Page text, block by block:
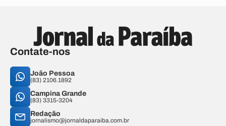
Contate-nos
João Pessoa
(83) 2106.1892
Campina Grande
(83) 3315-3204
Redação
jornalismo@jornaldaparaiba.com.br